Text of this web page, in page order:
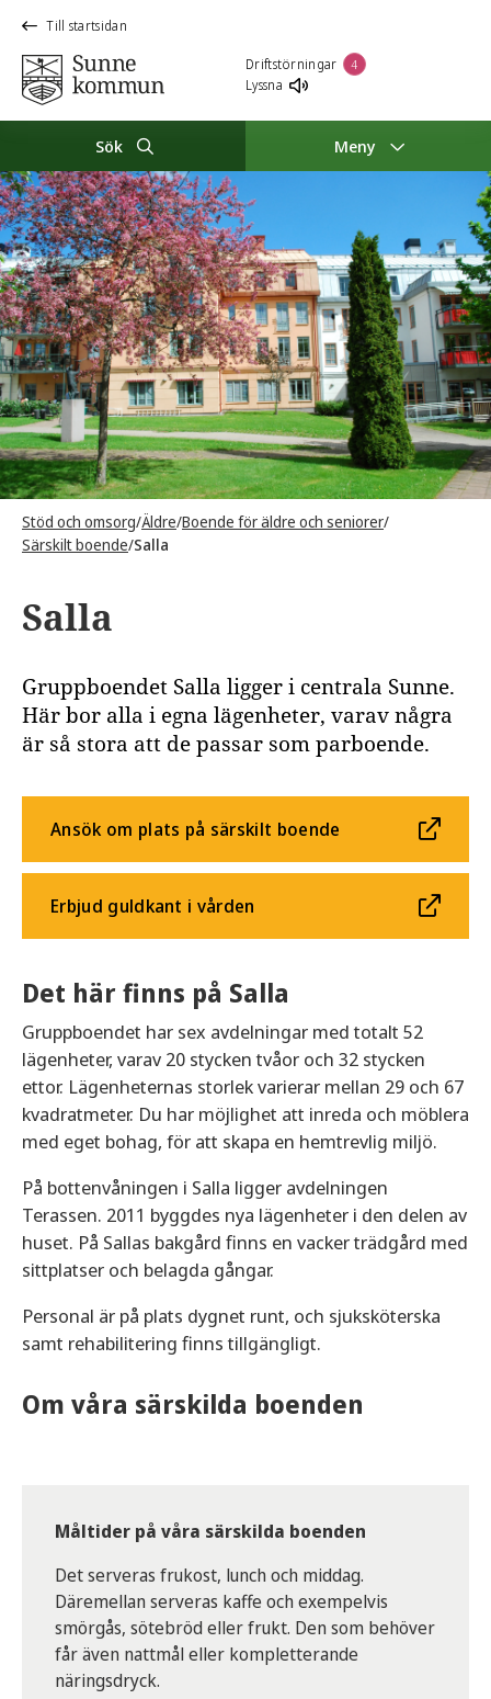
Till startsidan
Driftstörningar 4
Lyssna
Sök Meny
Stöd och omsorg/Äldre/Boende för äldre och seniorer/
Särskilt boende/Salla
Salla
Gruppboendet Salla ligger i centrala Sunne.
Här bor alla i egna lägenheter, varav några
är så stora att de passar som parboende.
Ansök om plats på särskilt boende
Erbjud guldkant i vården
Det här finns på Salla
Gruppboendet har sex avdelningar med totalt 52
lägenheter, varav 20 stycken tvåor och 32 stycken
ettor. Lägenheternas storlek varierar mellan 29 och 67
kvadratmeter. Du har möjlighet att inreda och möblera
med eget bohag, för att skapa en hemtrevlig miljö.
På bottenvåningen i Salla ligger avdelningen
Terassen. 2011 byggdes nya lägenheter i den delen av
huset. På Sallas bakgård finns en vacker trädgård med
sittplatser och belagda gångar.
Personal är på plats dygnet runt, och sjuksköterska
samt rehabilitering finns tillgängligt.
Om våra särskilda boenden
Måltider på våra särskilda boenden
Det serveras frukost, lunch och middag.
Däremellan serveras kaffe och exempelvis
smörgås, sötebröd eller frukt. Den som behöver
får även nattmål eller kompletterande
näringsdryck.